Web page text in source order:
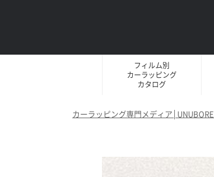
フィルム別
カーラッピング
カタログ
カーラッピング専門メディア│UNUBORE